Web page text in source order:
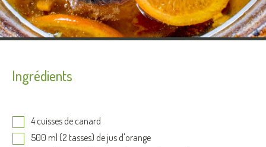
Ingrédients
4 cuisses de canard
500 ml (2 tasses) de jus d'orange